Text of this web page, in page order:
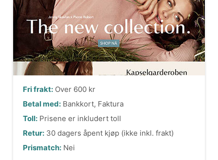
Fri frakt: Over 600 kr
Betal med: Bankkort, Faktura
Toll: Prisene er inkludert toll
Retur: 30 dagers åpent kjøp (ikke inkl. frakt)
Prismatch: Nei